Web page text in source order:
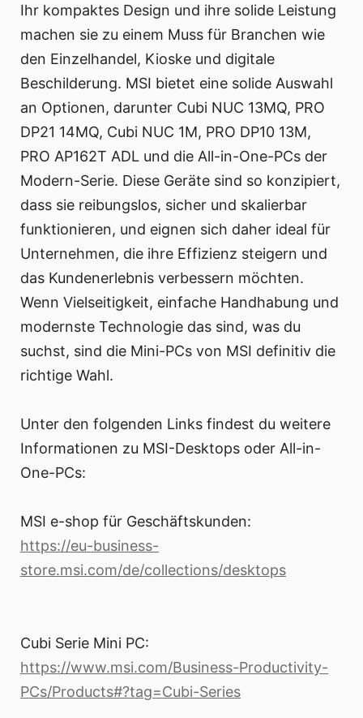
Ihr kompaktes Design und ihre solide Leistung
machen sie zu einem Muss für Branchen wie
den Einzelhandel, Kioske und digitale
Beschilderung. MSI bietet eine solide Auswahl
an Optionen, darunter Cubi NUC 13MQ, PRO
DP21 14MQ, Cubi NUC 1M, PRO DP10 13M,
PRO AP162T ADL und die All-in-One-PCs der
Modern-Serie. Diese Geräte sind so konzipiert,
dass sie reibungslos, sicher und skalierbar
funktionieren, und eignen sich daher ideal für
Unternehmen, die ihre Effizienz steigern und
das Kundenerlebnis verbessern möchten.
Wenn Vielseitigkeit, einfache Handhabung und
modernste Technologie das sind, was du
suchst, sind die Mini-PCs von MSI definitiv die
richtige Wahl.
Unter den folgenden Links findest du weitere
Informationen zu MSI-Desktops oder All-in-
One-PCs:
MSI e-shop für Geschäftskunden:
https://eu-business-
store.msi.com/de/collections/desktops
Cubi Serie Mini PC:
https://www.msi.com/Business-Productivity-
PCs/Products#?tag=Cubi-Series